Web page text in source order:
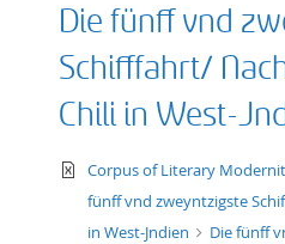
Die fünff vnd
Schifffahrt/
Chili in West-
text/xml
Corpus of Literary
fünff vnd zweyntzigste
in West-Jndien
Die fünff